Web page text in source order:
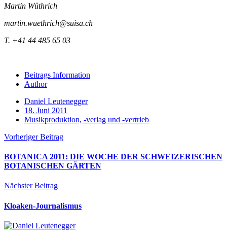
Martin Wüthrich
martin.wuethrich@suisa.ch
T. +41 44 485 65 03
Beitrags Information
Author
Daniel Leutenegger
18. Juni 2011
Musikproduktion, -verlag und -vertrieb
Vorheriger Beitrag
BOTANICA 2011: DIE WOCHE DER SCHWEIZERISCHEN
BOTANISCHEN GÄRTEN
Nächster Beitrag
Kloaken-Journalismus